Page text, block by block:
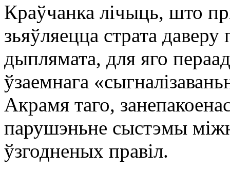
Краўчанка лічыць, што
зьяўляецца страта
дыплямата, для яго
ўзаемнага
Акрамя таго,
парушэньне сыстэмы
ўзгодненых правіл.